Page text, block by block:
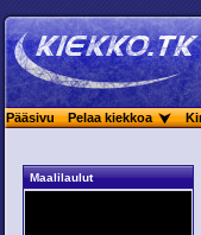
Pääsivu Pelaa kiekkoa
Maalilaulut